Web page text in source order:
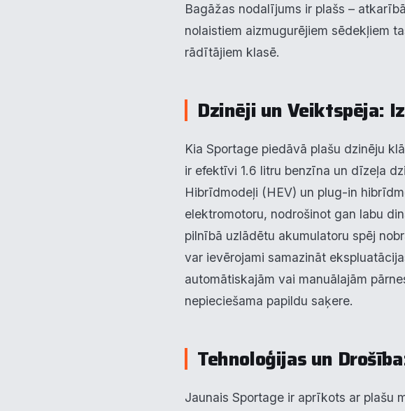
Bagāžas nodalījums ir plašs –
nolaistiem aizmugurējiem sēdekļiem
rādītājiem klasē.
Dzinēji un Veiktspēja:
Kia Sportage piedāvā plašu dzinēju
ir efektīvi 1.6 litru benzīna un dīzeļa
Hibrīdmodeļi (HEV) un plug-in
elektromotoru, nodrošinot gan labu
pilnībā uzlādētu akumulatoru spēj
var ievērojami samazināt
automātiskajām vai manuālajām
nepieciešama papildu saķere.
Tehnoloģijas un
Jaunais Sportage ir aprīkots ar plašu
Mēs izmantojam
informāciju par visām sīk